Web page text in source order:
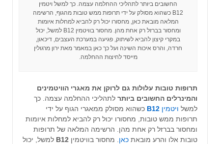
החשובים ביותר לתהליכי ההחלמה עצמה. כך למשל ויטמין
B12 כשהוא מסולק על ידי תרופות ממש טובות מהגוף, הרשימה
המלאה מובאת כאן, מחסורו יכול רק להביא למחלות איומות
ומחסור בברזל רק אחת מהן. מחסור בוויטמין B12 למשל, יכול
במקרי קיצון להביא לשיתוק, פגיעה במערכת העצבים, דיכאון,
חרדה, והרס איכות השינה ועל כך כאן במאמר מאת ירון מרגולין
מייסד לחיצות ההחלמה.
תרופות טובות עלולות גם לרוקן את מאגרי הוויטמינים
והמינרלים החשובים ביותר לתהליכי ההחלמה עצמה. כך
למשל ויטמין B12 כשהוא מסולק ממאגרי הגוף על ידי
תרופות ממש טובות, מחסורו יכול רק להביא למחלות איומות
ומחסור בברזל רק אחת מהן. הרשימה המלאה של תרופות
טובות אלו והרע מובאת כאן . מחסור בוויטמין B12 למשל, יכול